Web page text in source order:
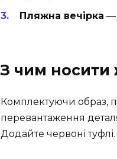
Пляжна вечірка —
З чим носити
Комплектуючи образ,
перевантаження
Додайте червоні